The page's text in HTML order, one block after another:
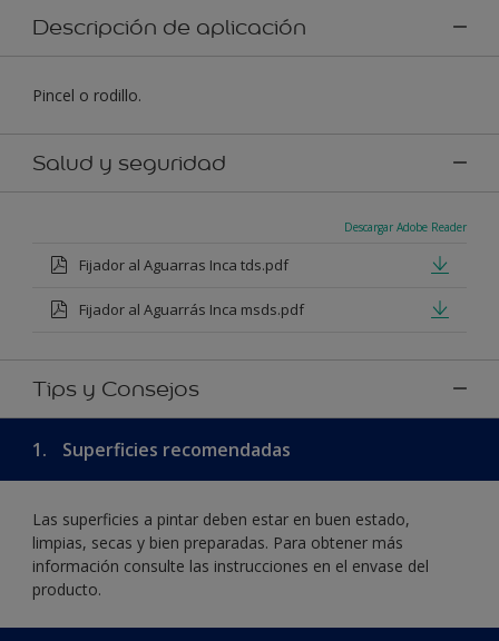
Descripción de aplicación
Pincel o rodillo.
Salud y seguridad
Descargar Adobe Reader
Fijador al Aguarras Inca tds.pdf
Fijador al Aguarrás Inca msds.pdf
Tips y Consejos
1. Superficies recomendadas
Las superficies a pintar deben estar en buen estado,
limpias, secas y bien preparadas. Para obtener más
información consulte las instrucciones en el envase del
producto.